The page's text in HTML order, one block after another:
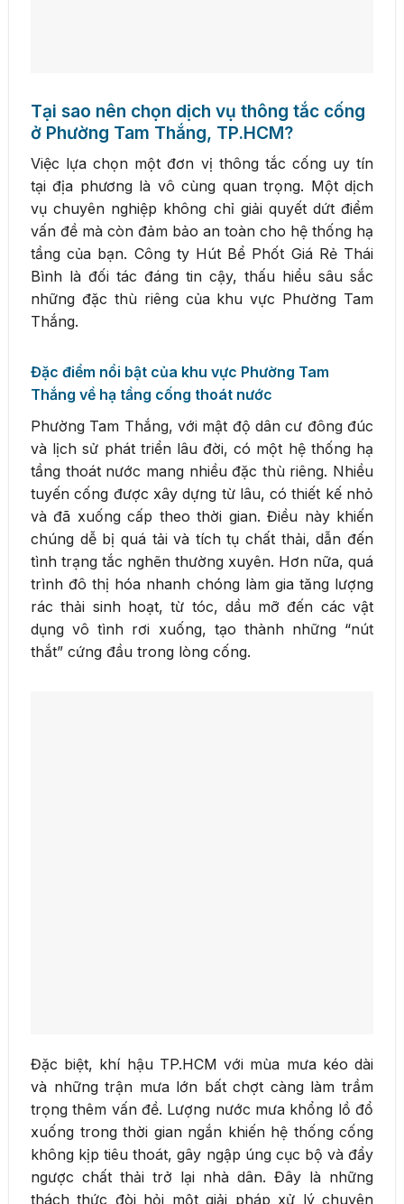
Tại sao nên chọn dịch vụ thông tắc cống
ở Phường Tam Thắng, TP.HCM?
Việc lựa chọn một đơn vị thông tắc cống uy tín
tại địa phương là vô cùng quan trọng. Một dịch
vụ chuyên nghiệp không chỉ giải quyết dứt điểm
vấn đề mà còn đảm bảo an toàn cho hệ thống hạ
tầng của bạn. Công ty Hút Bể Phốt Giá Rẻ Thái
Bình là đối tác đáng tin cậy, thấu hiểu sâu sắc
những đặc thù riêng của khu vực Phường Tam
Thắng.
Đặc điểm nổi bật của khu vực Phường Tam
Thắng về hạ tầng cống thoát nước
Phường Tam Thắng, với mật độ dân cư đông đúc
và lịch sử phát triển lâu đời, có một hệ thống hạ
tầng thoát nước mang nhiều đặc thù riêng. Nhiều
tuyến cống được xây dựng từ lâu, có thiết kế nhỏ
và đã xuống cấp theo thời gian. Điều này khiến
chúng dễ bị quá tải và tích tụ chất thải, dẫn đến
tình trạng tắc nghẽn thường xuyên. Hơn nữa, quá
trình đô thị hóa nhanh chóng làm gia tăng lượng
rác thải sinh hoạt, từ tóc, dầu mỡ đến các vật
dụng vô tình rơi xuống, tạo thành những “nút
thắt” cứng đầu trong lòng cống.
Đặc biệt, khí hậu TP.HCM với mùa mưa kéo dài
và những trận mưa lớn bất chợt càng làm trầm
trọng thêm vấn đề. Lượng nước mưa khổng lồ đổ
xuống trong thời gian ngắn khiến hệ thống cống
không kịp tiêu thoát, gây ngập úng cục bộ và đẩy
ngược chất thải trở lại nhà dân. Đây là những
thách thức đòi hỏi một giải pháp xử lý chuyên